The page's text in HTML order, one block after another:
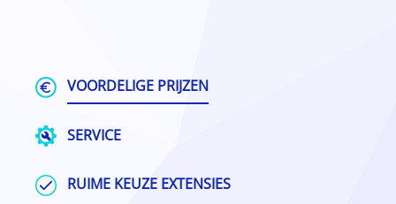
VOORDELIGE PRIJZEN
SERVICE
RUIME KEUZE EXTENSIES